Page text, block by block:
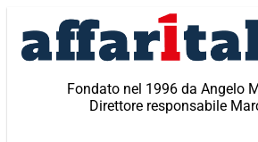
contenuto
Fondato nel 1996 da Angelo
Direttore responsabile